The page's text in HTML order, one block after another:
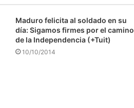
Maduro felicita al soldado en su
día: Sigamos firmes por el camino
de la Independencia (+Tuit)
10/10/2014